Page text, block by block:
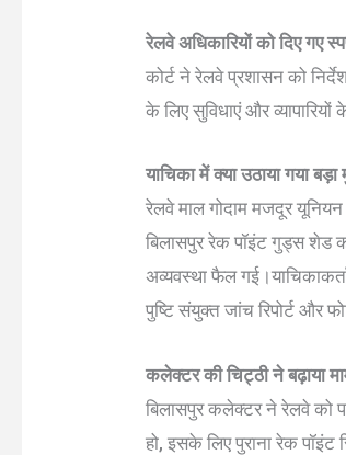
रेलवे अधिकारियों को दिए गए
कोर्ट ने रेलवे प्रशासन को
के लिए सुविधाएं और
याचिका में क्या उठाया गया बड़ा
रेलवे माल गोदाम मजदूर
बिलासपुर रेक पॉइंट गुड्स शेड
अव्यवस्था फैल
पुष्टि संयुक्त जांच रिपोर्ट और
कलेक्टर की चिट्ठी ने बढ़ाया
बिलासपुर कलेक्टर ने रेलवे को
हो, इसके लिए पुराना रेक